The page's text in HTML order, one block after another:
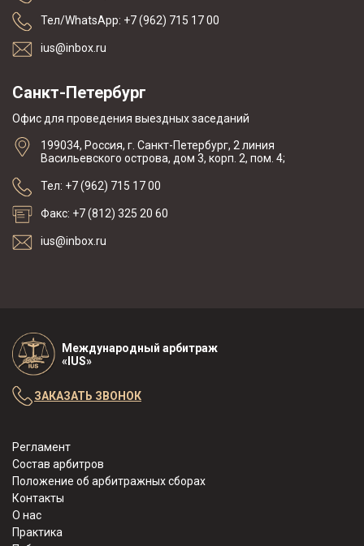
Тел/WhatsApp: +7 (962) 715 17 00
ius@inbox.ru
Санкт-Петербург
Офис для проведения выездных заседаний
199034, Россия, г. Санкт-Петербург, 2 линия
Васильевского острова, дом 3, корп. 2, пом. 4;
Тел: +7 (962) 715 17 00
Факс: +7 (812) 325 20 60
ius@inbox.ru
Международный арбитраж
«IUS»
Регламент
Состав арбитров
Положение об арбитражных сборах
Контакты
О нас
Практика
ЗАКАЗАТЬ ЗВОНОК